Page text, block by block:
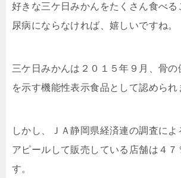
好きな三ケ日みかんをたくさん食べる
尿病にならなければ、嬉しいですね。
三ケ日みかんは２０１５年９月、骨の
を示す機能性表示食品として認められ
しかし、ＪＡ静岡県経済連の調査によ
アピールして販売している店舗は４７
す。